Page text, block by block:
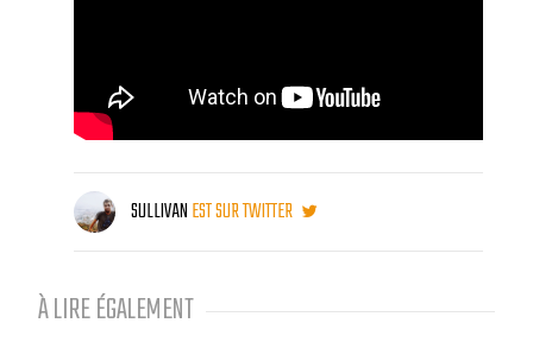
SULLIVANEST SUR TWITTER
À LIRE ÉGALEMENT